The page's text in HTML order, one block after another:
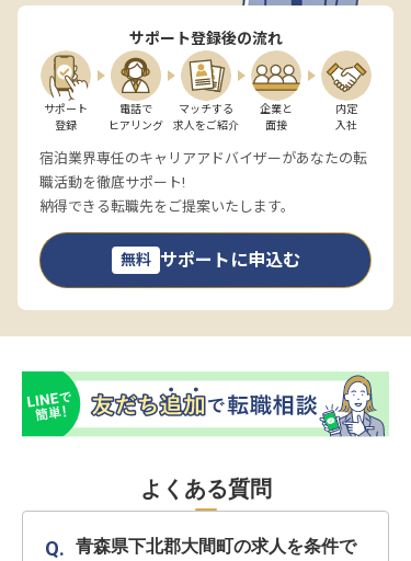
サポート登録後の流れ
サポート
登録
電話で
ヒアリング
マッチする
求人をご紹介
企業と
面接
内定
入社
宿泊業界専任のキャリアアドバイザーがあなたの転
職活動を徹底サポート!
納得できる転職先をご提案いたします。
無料 サポートに申込む
よくある質問
青森県下北郡大間町の求人を条件で